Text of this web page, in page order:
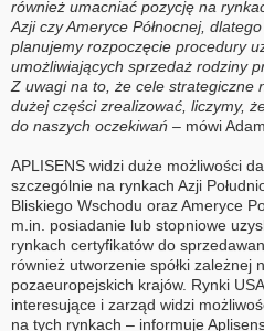
również umacniać pozycję na
Azji czy Ameryce Północnej,
planujemy rozpoczęcie procedury
umożliwiających sprzedaż rodziny
Z uwagi na to, że cele strategiczne
dużej części zrealizować, liczymy,
do naszych oczekiwań – mówi
APLISENS widzi duże możliwości
szczególnie na rynkach Azji
Bliskiego Wschodu oraz Ameryce
m.in. posiadanie lub stopniowe
rynkach certyfikatów do
również utworzenie spółki zależnej
pozaeuropejskich krajów. Rynki
interesujące i zarząd widzi
na tych rynkach – informuje